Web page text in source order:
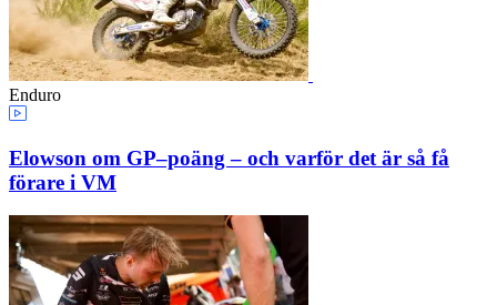
Enduro
Elowson om GP–poäng – och varför det är så få
förare i VM